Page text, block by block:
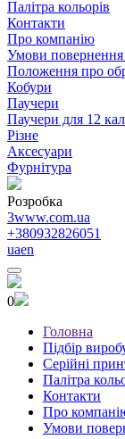
Палітра кольорів
Контакти
Про компанію
Умови повернення
Положення про
Кобури
Паучери
Паучери для 12
Різне
Аксесуари
Фурнітура
Розробка
3www.com.ua
+380932826051
uaen
0
Головна
Підбір
Серійні
Палітра
Контакти
Про
Умови